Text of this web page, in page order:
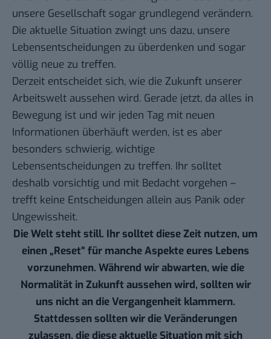
unsere Gesellschaft sogar grundlegend verändern.
Die aktuelle Situation zwingt uns dazu, unsere
Lebensentscheidungen zu überdenken und sogar
völlig neue zu treffen.
Derzeit entscheidet sich, wie die Zukunft unserer
Arbeitswelt aussehen wird. Gerade jetzt, da alles in
Bewegung ist und wir jeden Tag mit neuen
Informationen überhäuft werden, ist es aber
besonders schwierig, wichtige
Lebensentscheidungen zu treffen. Ihr solltet
deshalb vorsichtig und mit Bedacht vorgehen –
trefft keine Entscheidungen allein aus Panik oder
Ungewissheit.
Die Welt steht still. Ihr solltet diese Zeit nutzen, um
einen „Reset“ für manche Aspekte eures Lebens
vorzunehmen. Während wir abwarten, wie die
Normalität in Zukunft aussehen wird, sollten wir
uns nicht an die Vergangenheit klammern.
Stattdessen sollten wir die Veränderungen
zulassen, die diese aktuelle Situation mit sich